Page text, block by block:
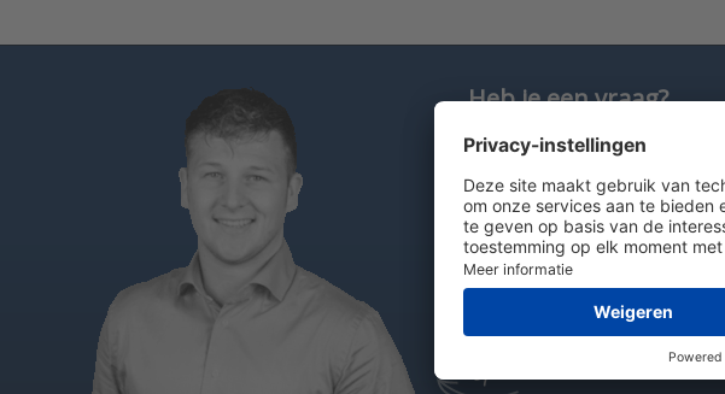
Heb je een vraag?
Bel ons 036 - 535 0651
Stuur ons een e-mail
Chat met ons
Lennart Pit
specialist handmeters